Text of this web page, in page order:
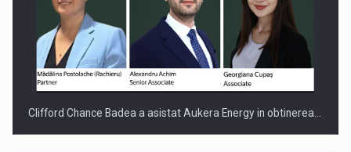
Clifford Chance Badea a asistat Aukera Energy in obtinerea…